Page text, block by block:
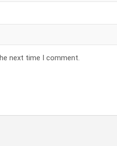
next time I comment.